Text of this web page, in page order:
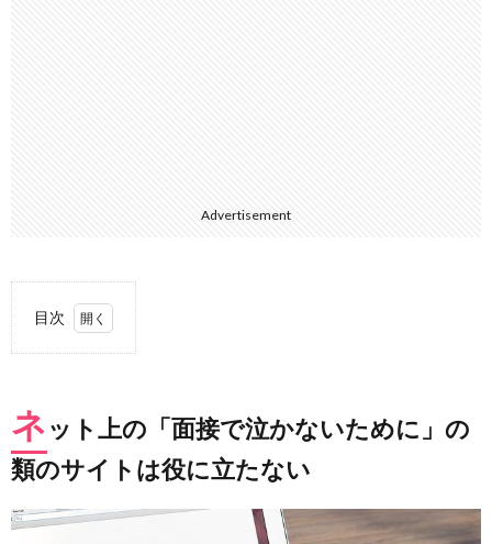
Advertisement
目次
1.
の
「面
接で
泣か
ため
ネット上の「面接で泣かないために」の
類のサイトは役に立たない